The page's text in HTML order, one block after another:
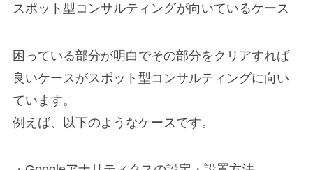
スポット型コンサルティングが向いているケース
困っている部分が明白でその部分をクリアすれば
良いケースがスポット型コンサルティングに向い
ています。
例えば、以下のようなケースです。